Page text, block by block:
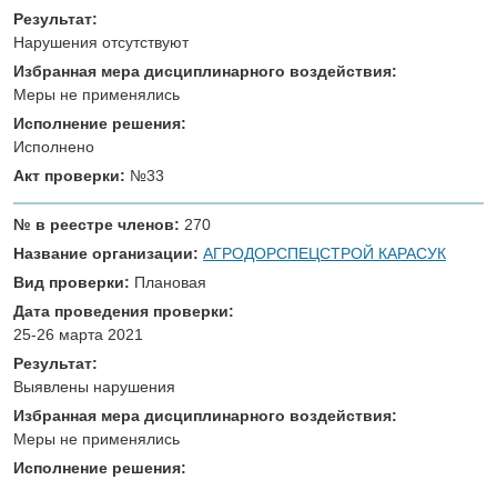
Результат:
Нарушения отсутствуют
Избранная мера дисциплинарного воздействия:
Меры не применялись
Исполнение решения:
Исполнено
Акт проверки: №33
№ в реестре членов: 270
Название организации: АГРОДОРСПЕЦСТРОЙ КАРАСУК
Вид проверки: Плановая
Дата проведения проверки:
25-26 марта 2021
Результат:
Выявлены нарушения
Избранная мера дисциплинарного воздействия:
Меры не применялись
Исполнение решения: